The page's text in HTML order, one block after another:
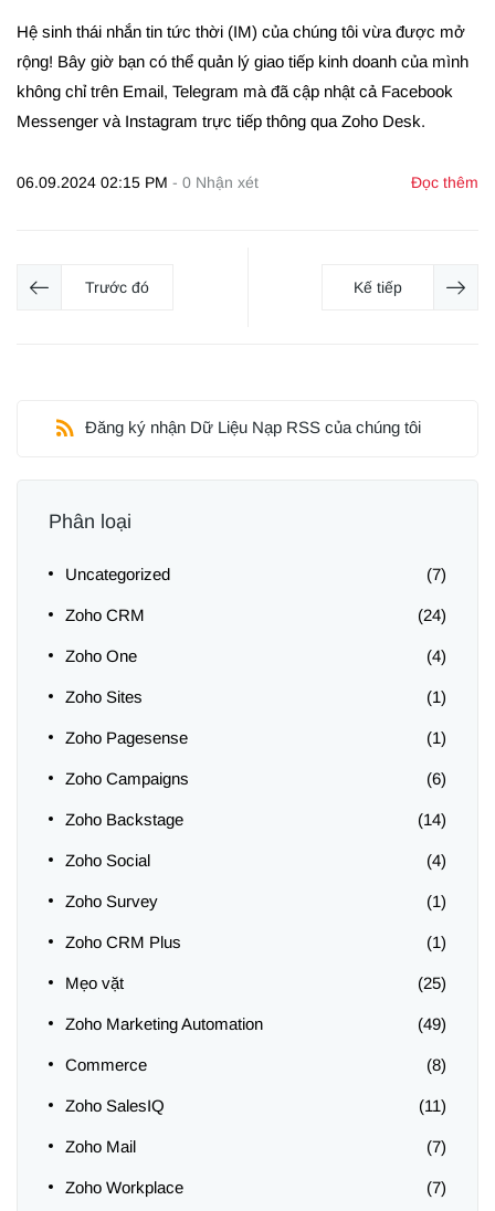
Hệ sinh thái nhắn tin tức thời (IM) của chúng tôi vừa được mở
rộng! Bây giờ bạn có thể quản lý giao tiếp kinh doanh của mình
không chỉ trên Email, Telegram mà đã cập nhật cả Facebook
Messenger và Instagram trực tiếp thông qua Zoho Desk.
06.09.2024 02:15 PM - 0 Nhận xét Đọc thêm
Trước đó Kế tiếp
Đăng ký nhận Dữ Liệu Nạp RSS của chúng tôi
Phân loại
Uncategorized (7)
Zoho CRM (24)
Zoho One (4)
Zoho Sites (1)
Zoho Pagesense (1)
Zoho Campaigns (6)
Zoho Backstage (14)
Zoho Social (4)
Zoho Survey (1)
Zoho CRM Plus (1)
Mẹo vặt (25)
Zoho Marketing Automation (49)
Commerce (8)
Zoho SalesIQ (11)
Zoho Mail (7)
Zoho Workplace (7)